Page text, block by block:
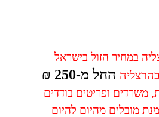
במחיר הזול בישראל
החל מ-250 ₪
משרדים ופריטים בודדים
מובלים מהיום להיום